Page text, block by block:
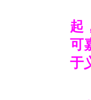
起
可
于